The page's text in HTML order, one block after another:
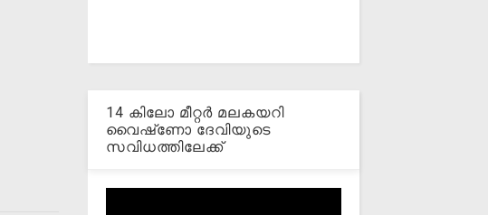
14 കിലോ മീറ്റര്‍ മലകയറി
വൈഷ്‌ണോ ദേവിയുടെ
സവിധത്തിലേക്ക്